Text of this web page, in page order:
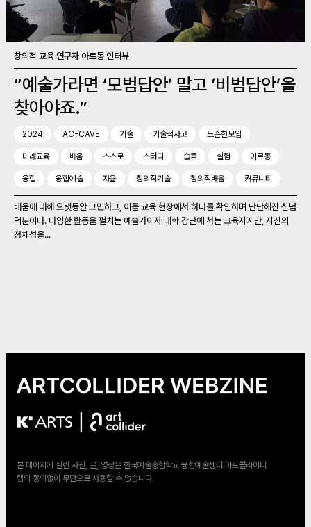
창의적 교육 연구자 아르동 인터뷰
“예술가라면 ‘모범답안’ 말고 ‘비범답안’을
찾아야죠.”
2024 AC-CAVE 기술 기술적사고 느슨한모임
미래교육 배움 스스로 스터디 습득 실험 아르동
융합 융합예술 자율 창의적기술 창의적배움 커뮤니티
배움에 대해 오랫동안 고민하고, 이를 교육 현장에서 하나둘 확인하며 단단해진 신념
덕분이다. 다양한 활동을 펼치는 예술가이자 대학 강단에 서는 교육자지만, 자신의
정체성을...
본 페이지에 실린 사진, 글, 영상은 한국예술종합학교 융합예술센터 아트콜라이더
랩의 동의없이 무단으로 사용할 수 없습니다.